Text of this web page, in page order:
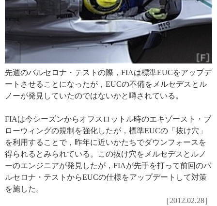
先週のバルセロナ・テストの際，FIAは標準EUCをアップデ
ートさせることになったが，EUCの不備をメルセデスとル
ノーが発見していたのではないかと噂されている。
FIAは今シーズンからオフスロットル時のエキゾースト・ブ
ローウィングの規制を強化したが，標準EUCの「抜け穴」
を利用することで，昨年に近いかたちでダウンフォースを
得られるとみられている。この抜け穴をメルセデスとルノ
ーのエンジニアが発見したが，FIAが先手を打って前回のバ
ルセロナ・テストからEUCの仕様をアップデートして対策
を施した。
［2012.02.28］